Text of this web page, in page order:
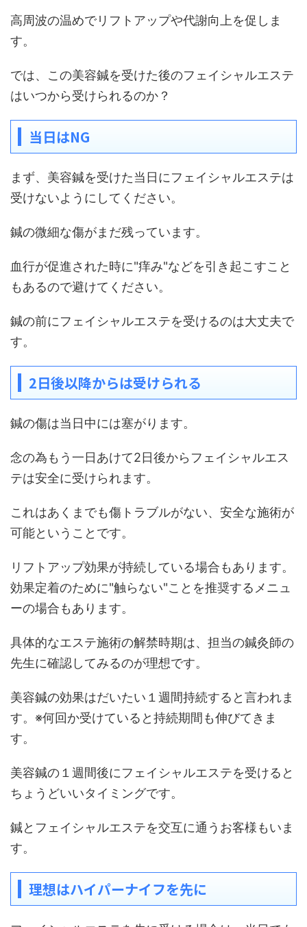
高周波の温めでリフトアップや代謝向上を促しま
す。
では、この美容鍼を受けた後のフェイシャルエステ
はいつから受けられるのか？
当日はNG
まず、美容鍼を受けた当日にフェイシャルエステは
受けないようにしてください。
鍼の微細な傷がまだ残っています。
血行が促進された時に"痒み"などを引き起こすこと
もあるので避けてください。
鍼の前にフェイシャルエステを受けるのは大丈夫で
す。
2日後以降からは受けられる
鍼の傷は当日中には塞がります。
念の為もう一日あけて2日後からフェイシャルエス
テは安全に受けられます。
これはあくまでも傷トラブルがない、安全な施術が
可能ということです。
リフトアップ効果が持続している場合もあります。
効果定着のために"触らない"ことを推奨するメニュ
ーの場合もあります。
具体的なエステ施術の解禁時期は、担当の鍼灸師の
先生に確認してみるのが理想です。
美容鍼の効果はだいたい１週間持続すると言われま
す。※何回か受けていると持続期間も伸びてきま
す。
美容鍼の１週間後にフェイシャルエステを受けると
ちょうどいいタイミングです。
鍼とフェイシャルエステを交互に通うお客様もいま
す。
理想はハイパーナイフを先に